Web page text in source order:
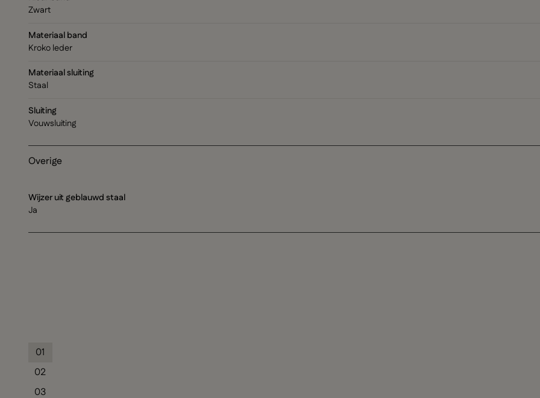
Zwart
Materiaal band
Kroko leder
Materiaal sluiting
Staal
Sluiting
Vouwsluiting
Overige
Wijzer uit geblauwd staal
Ja
01
02
03